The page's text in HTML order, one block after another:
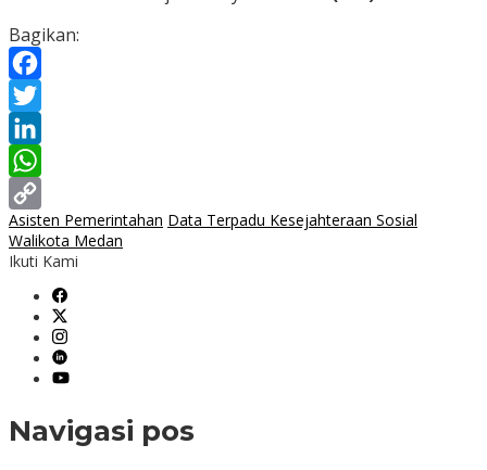
Bagikan:
Facebook
Twitter
LinkedIn
WhatsApp
Copy
Link
Asisten Pemerintahan Data Terpadu Kesejahteraan Sosial
Walikota Medan
Ikuti Kami
Navigasi pos